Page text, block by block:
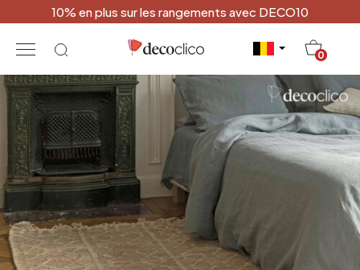
10% en plus sur les rangements avec DECO10
0